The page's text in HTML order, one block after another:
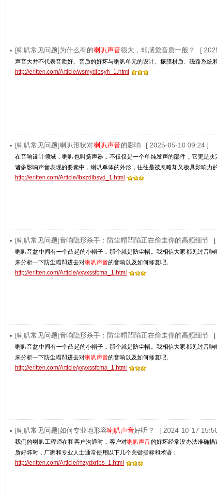
[喇叭常见问题]为什么有的喇叭声音很大，却感觉音质一般？ [
声音大并不代表音质好。音质的好坏与喇叭单元的设计、振膜材质、磁路系统
http://eritten.com/Article/wsmydlbsyh_1.html
[喇叭常见问题]喇叭形状对喇叭声音的影响 [ 2025-05-10 09:24 ]
在音响设计领域，喇叭也叫扬声器，不仅仅是一个单纯发声的部件，它更是
诸多影响声音表现的要素中，喇叭单体的外形，往往是被忽略却又极具影响力
http://eritten.com/Article/lbxzdlbsyd_1.html
[喇叭常见问题]音响隐形杀手：防尘帽凹陷正在偷走你的高频细节
喇叭音盆中间有一个凸起的小帽子，那个就是防尘帽。我相信大家都见过音
来分析一下防尘帽凹进去对喇叭声音的音响以及如何修复吧。
http://eritten.com/Article/yxyxssfcma_1.html
[喇叭常见问题]音响隐形杀手：防尘帽凹陷正在偷走你的高频细节
喇叭音盆中间有一个凸起的小帽子，那个就是防尘帽。我相信大家都见过音
来分析一下防尘帽凹进去对喇叭声音的音响以及如何修复吧。
http://eritten.com/Article/yxyxssfcma_1.html
[喇叭常见问题]如何专业地形容喇叭声音好听？ [ 2024-10-17
我们的喇叭工程师在和客户沟通时，客户对喇叭声音的好坏经常没办法准确
质好坏时，厂家和专业人士通常使用以下几个关键指标和术语：
http://eritten.com/Article/rhzydxrlbs_1.html